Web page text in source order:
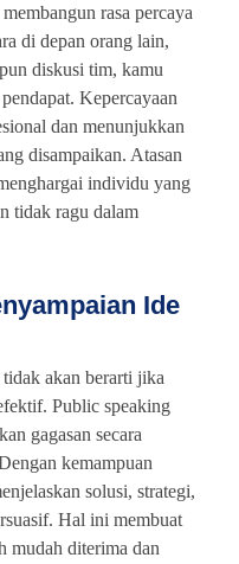
rasa percaya
di depan orang lain,
diskusi tim, kamu
Kepercayaan
dan menunjukkan
disampaikan. Atasan
individu yang
tidak ragu dalam
Ide
akan berarti jika
Public speaking
gagasan secara
kemampuan
solusi, strategi,
Hal ini membuat
mudah diterima dan